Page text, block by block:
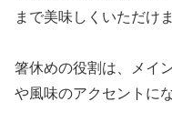
まで美味しくいただけま
箸休めの役割は、メイ
や風味のアクセントに